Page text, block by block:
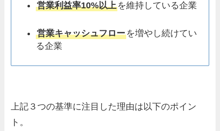
営業利益率10%以上を維持している企業
営業キャッシュフローを増やし続けてい
る企業
上記３つの基準に注目した理由は以下のポイン
ト。